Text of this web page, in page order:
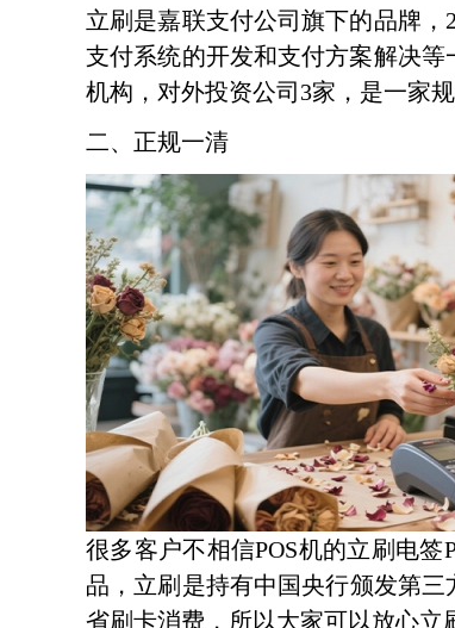
立刷是嘉联支付公司旗下的品牌，
支付系统的开发和支付方案解决
机构，对外投资公司3家，是一家
二、正规一清
很多客户不相信POS机的立刷电
品，立刷是持有中国央行颁发第
省刷卡消费，所以大家可以放心立